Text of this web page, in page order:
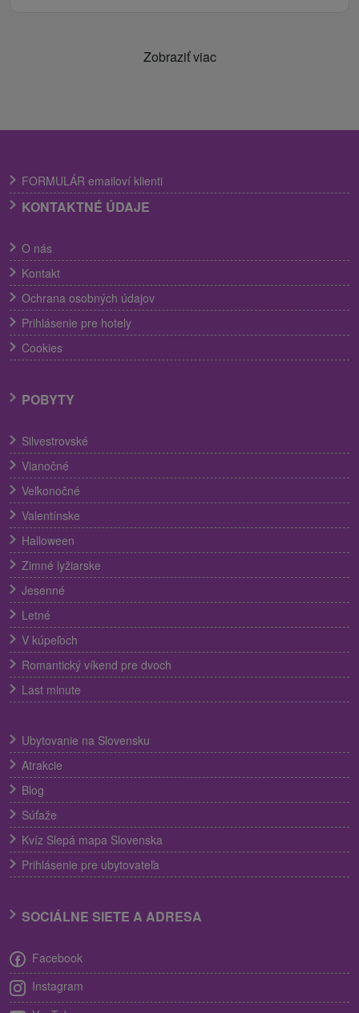
Zobraziť viac
FORMULÁR emailoví klienti
KONTAKTNÉ ÚDAJE
O nás
Kontakt
Ochrana osobných údajov
Prihlásenie pre hotely
Cookies
POBYTY
Silvestrovské
Vianočné
Veľkonočné
Valentínske
Halloween
Zimné lyžiarske
Jesenné
Letné
V kúpeľoch
Romantický víkend pre dvoch
Last minute
Ubytovanie na Slovensku
Atrakcie
Blog
Súťaže
Kvíz Slepá mapa Slovenska
Prihlásenie pre ubytovateľa
SOCIÁLNE SIETE A ADRESA
Facebook
Instagram